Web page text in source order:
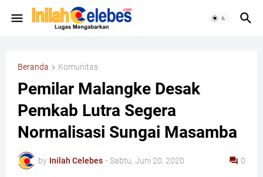
Beranda Komunitas
Pemilar Malangke Desak
Pemkab Lutra Segera
Normalisasi Sungai Masamba
by Inilah Celebes - Sabtu, Juni 20, 2020 0